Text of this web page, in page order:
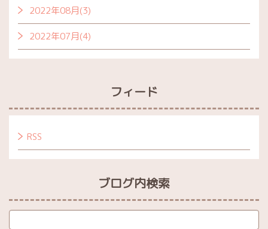
2022年08月(3)
2022年07月(4)
フィード
RSS
ブログ内検索